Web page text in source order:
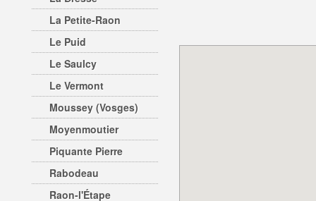
La Petite-Raon
Le Puid
Le Saulcy
Le Vermont
Moussey (Vosges)
Moyenmoutier
Piquante Pierre
Rabodeau
Raon-l'Étape